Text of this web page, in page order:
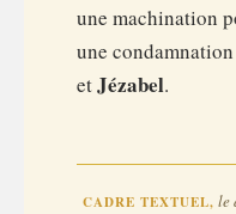
une machination
une
etJézabel.
CADRE TEXTUEL, le